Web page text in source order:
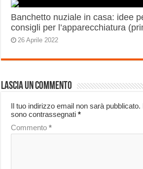
Banchetto nuziale in casa: idee
consigli per l’apparecchiatura
26 Aprile 2022
Lascia un commento
Il tuo indirizzo email non sarà pubblicato.
sono contrassegnati*
Commento*